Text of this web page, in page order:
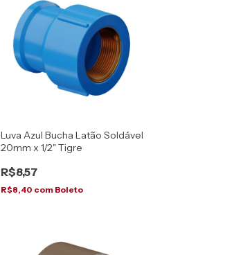
Luva Azul Bucha Latão Soldável
20mm x 1/2" Tigre
R$8,57
R$8,40 com Boleto